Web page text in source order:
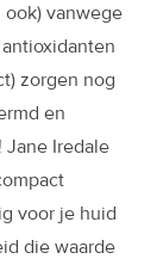
vanwege
zorgen nog
en
Iredale
voor je huid
die waarde